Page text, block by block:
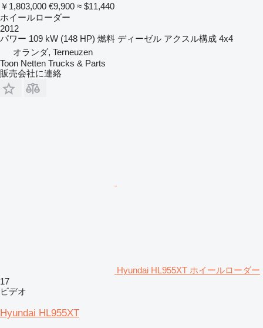
￥1,803,000 €9,900 ≈ $11,440
ホイールローダー
2012
パワー 109 kW (148 HP) 燃料 ディーゼル アクスル構成 4x4
オランダ, Terneuzen
Toon Netten Trucks & Parts
販売会社に連絡
Hyundai HL955XT ホイールローダー
17
ビデオ
Hyundai HL955XT